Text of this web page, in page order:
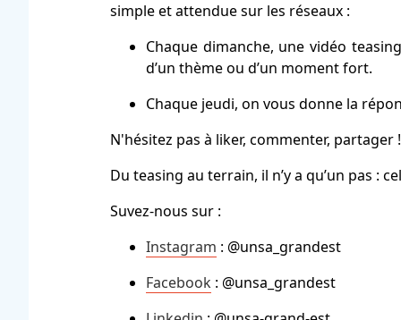
simple et attendue sur les réseaux :
Chaque dimanche, une vidéo
d’un thème ou d’un moment fort.
Chaque jeudi, on vous donne la
N'hésitez pas à liker, commenter, partager !
Du teasing au terrain, il n’y a qu’un pas :
Suvez-nous sur :
Instagram : @unsa_grandest
Facebook: @unsa_grandest